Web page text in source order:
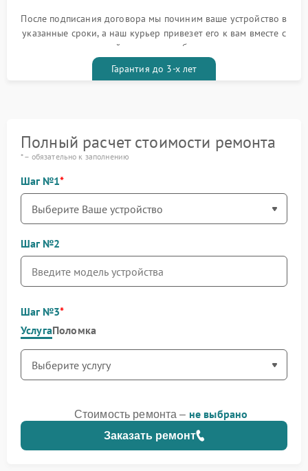
После подписания договора мы починим ваше устройство в
указанные сроки, а наш курьер привезет его к вам вместе с
гарантийным талоном бесплатно
Гарантия до 3-х лет
Полный расчет стоимости ремонта
* – обязательно к заполнению
Шаг №1
Шаг №2
Шаг №3
УслугаПоломка
Заказать ремонт
Стоимость ремонта – не выбрано